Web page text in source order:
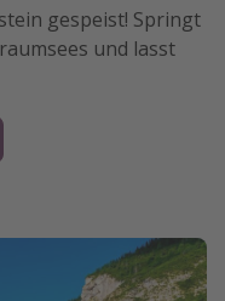
gespeist! Springt
und lasst